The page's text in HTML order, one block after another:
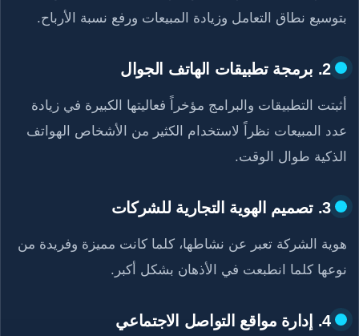
بتوسيع نطاق التعامل وزيادة المبيعات ورفع نسبة الأرباح.
2. برمجة تطبيقات الهاتف الجوال
أثبتت التطبيقات والبرامج مؤخراً فعاليتها الكبيرة في زيادة
عدد المبيعات نظراً لاستخدام الكثير من الأشخاص الهواتف
الذكية طوال الوقت.
3. تصميم الهوية التجارية للشركات
هوية الشركة تعبر عن نشاطها، كلما كانت مميزة وفريدة من
نوعها كلما انطبعت في الأذهان بشكل أكبر.
4. إدارة مواقع التواصل الاجتماعي